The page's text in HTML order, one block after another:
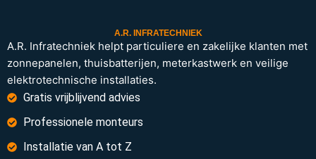
A.R. INFRATECHNIEK
A.R. Infratechniek helpt particuliere en zakelijke klanten met
zonnepanelen, thuisbatterijen, meterkastwerk en veilige
elektrotechnische installaties.
Gratis vrijblijvend advies
Professionele monteurs
Installatie van A tot Z